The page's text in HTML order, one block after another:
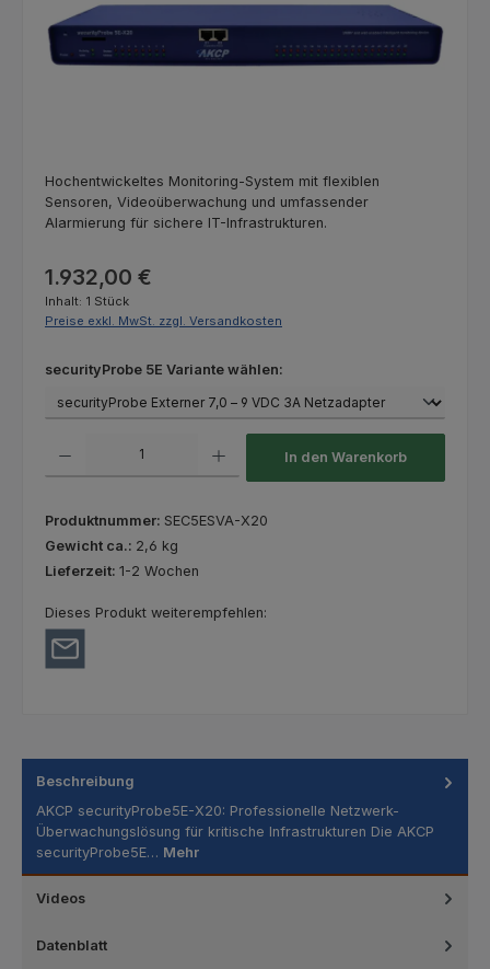
Hochentwickeltes Monitoring-System mit flexiblen
Sensoren, Videoüberwachung und umfassender
Alarmierung für sichere IT-Infrastrukturen.
Regulärer Preis:
1.932,00 €
Inhalt: 1 Stück
Preise exkl. MwSt. zzgl. Versandkosten
securityProbe 5E Variante wählen:
In den Warenkorb
Produktnummer: SEC5ESVA-X20
Gewicht ca.: 2,6 kg
Lieferzeit: 1-2 Wochen
Dieses Produkt weiterempfehlen:
Beschreibung
AKCP securityProbe5E-X20: Professionelle Netzwerk-
Überwachungslösung für kritische Infrastrukturen Die AKCP
securityProbe5E… Mehr
Videos
Datenblatt